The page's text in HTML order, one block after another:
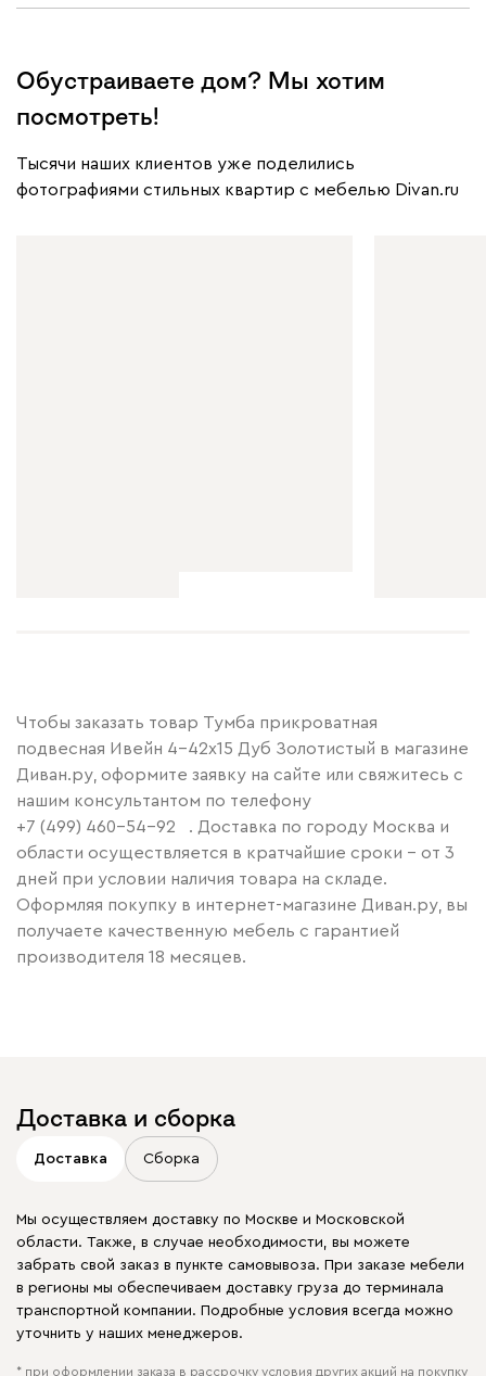
Обустраиваете дом? Мы хотим
посмотреть!
Тысячи наших клиентов уже поделились
фотографиями стильных квартир с мебелью Divan.ru
Чтобы заказать товар Тумба прикроватная
подвесная Ивейн 4-42x15 Дуб Золотистый в магазине
Диван.ру, оформите заявку на сайте или свяжитесь с
нашим консультантом по телефону
+7 (499) 460-54-92
. Доставка по городу Москва и
области осуществляется в кратчайшие сроки – от 3
дней при условии наличия товара на складе.
Оформляя покупку в интернет-магазине Диван.ру, вы
получаете качественную мебель с гарантией
производителя 18 месяцев.
Доставка и сборка
Доставка Сборка
Мы осуществляем доставку по Москве и Московской
области. Также, в случае необходимости, вы можете
забрать свой заказ в пункте самовывоза. При заказе мебели
в регионы мы обеспечиваем доставку груза до терминала
транспортной компании. Подробные условия всегда можно
уточнить у наших менеджеров.
* при оформлении заказа в рассрочку условия других акций на покупку